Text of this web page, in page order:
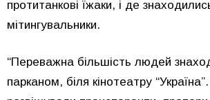
протитанкові їжаки, і де
мітингувальники.
“Переважна більшість людей
парканом, біля кінотеатру